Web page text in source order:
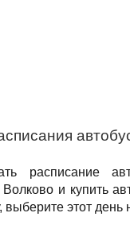
расписание
и купить
выберите этот день